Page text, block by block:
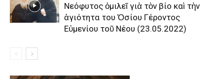
Νεόφυτος ὁμιλεῖ γιὰ τὸν βίο καὶ τὴν
ἁγιότητα του Ὁσίου Γέροντος
Εὐμενίου τοῦ Νέου (23.05.2022)